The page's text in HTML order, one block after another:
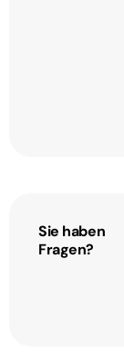
Sie haben
Fragen?